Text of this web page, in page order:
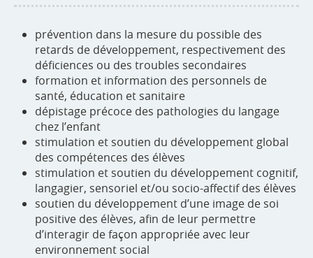
prévention dans la mesure du possible des
retards de développement, respectivement des
déficiences ou des troubles secondaires
formation et information des personnels de
santé, éducation et sanitaire
dépistage précoce des pathologies du langage
chez l’enfant
stimulation et soutien du développement global
des compétences des élèves
stimulation et soutien du développement cognitif,
langagier, sensoriel et/ou socio-affectif des élèves
soutien du développement d’une image de soi
positive des élèves, afin de leur permettre
d’interagir de façon appropriée avec leur
environnement social